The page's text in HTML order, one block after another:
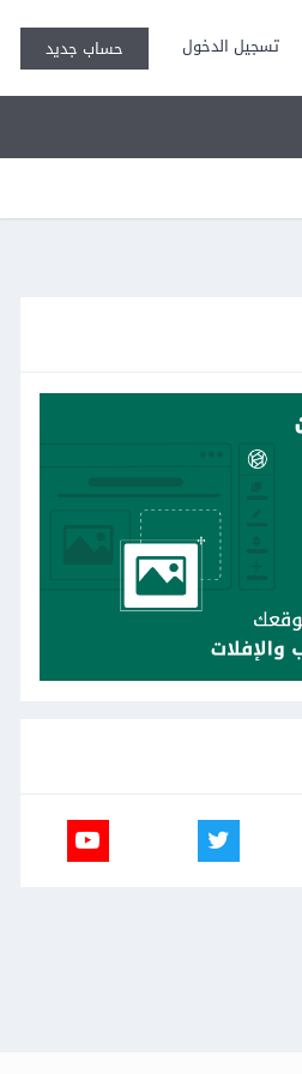
تسجيل الدخول حساب جديد